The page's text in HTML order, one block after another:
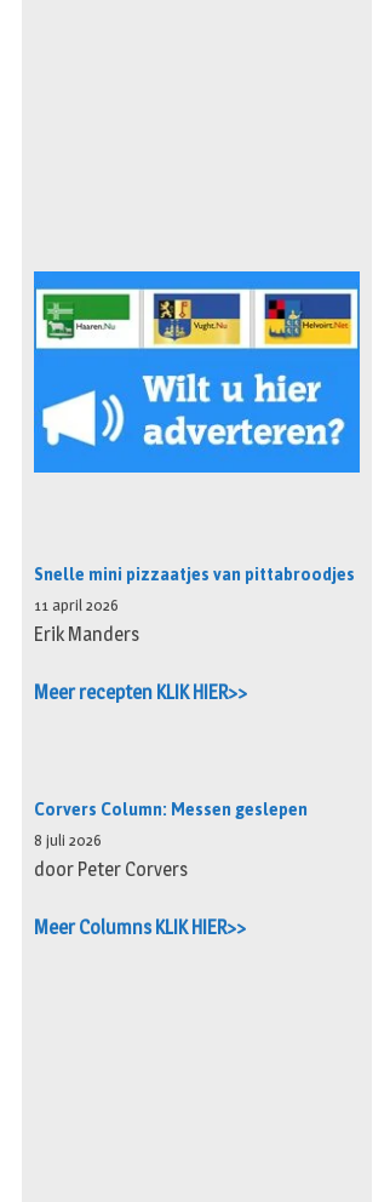
Snelle mini pizzaatjes van pittabroodjes
11 april 2026
Erik Manders
Meer recepten KLIK HIER>>
Corvers Column: Messen geslepen
8 juli 2026
door Peter Corvers
Meer Columns KLIK HIER>>